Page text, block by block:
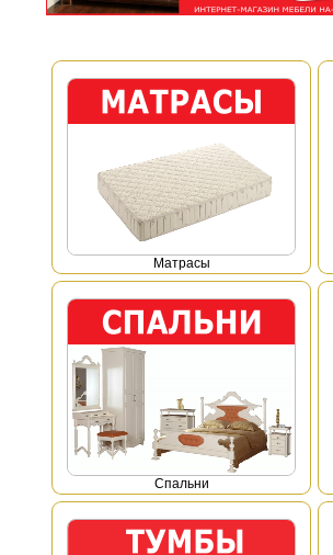
Mатрасы
Спальни